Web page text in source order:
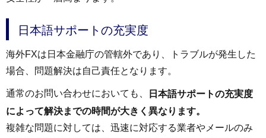
日本語サポートの充実度
海外FXは日本金融庁の管轄外であり、トラブルが発生した
場合、問題解決は自己責任となります。
通常のお問い合わせにおいても、
日本語サポートの充実度
によって解決までの時間が大きく異なります。
複雑な問題に対しては、迅速に対応する業者やメールのみ